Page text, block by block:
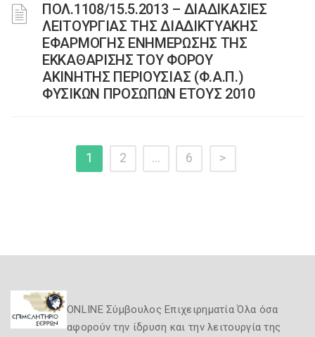
ΠΟΛ.1108/15.5.2013 – ΔΙΑΔΙΚΑΣΙΕΣ
ΛΕΙΤΟΥΡΓΙΑΣ ΤΗΣ ΔΙΑΔΙΚΤΥΑΚΗΣ
ΕΦΑΡΜΟΓΗΣ ΕΝΗΜΕΡΩΣΗΣ ΤΗΣ
ΕΚΚΑΘΑΡΙΣΗΣ ΤΟΥ ΦΟΡΟΥ
ΑΚΙΝΗΤΗΣ ΠΕΡΙΟΥΣΙΑΣ (Φ.Α.Π.)
ΦΥΣΙΚΩΝ ΠΡΟΣΩΠΩΝ ΕΤΟΥΣ 2010
1 2 … 6 >
ONLINE Σύμβουλος Επιχειρηματία Όλα όσα
αφορούν την ίδρυση και την λειτουργία της